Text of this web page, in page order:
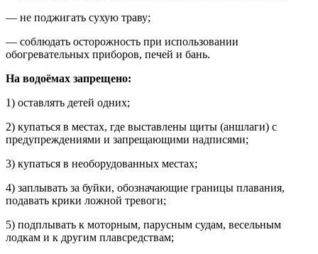
— не поджигать сухую траву;
— соблюдать осторожность при использовании
обогревательных приборов, печей и бань.
На водоёмах запрещено:
1) оставлять детей одних;
2) купаться в местах, где выставлены щиты (аншлаги) с
предупреждениями и запрещающими надписями;
3) купаться в необорудованных местах;
4) заплывать за буйки, обозначающие границы плавания,
подавать крики ложной тревоги;
5) подплывать к моторным, парусным судам, весельным
лодкам и к другим плавсредствам;